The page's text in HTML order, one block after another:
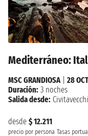
Mediterráneo:
desde $ 12.211
precio por persona Tasas
MSC GRANDIOSA
28
Duración: 3 noches
Salida desde: